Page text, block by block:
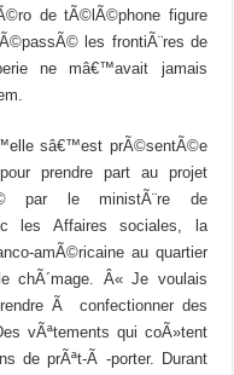
de tÃ©lÃ©phone figure
les frontiÃ¨res de
ne mâ€™avait jamais
sâ€™est prÃ©sentÃ©e
prendre part au projet
par le ministÃ¨re de
les Affaires sociales, la
amÃ©ricaine au quartier
chÃ´mage. Â« Je voulais
Ã confectionner des
vÃªtements qui coÃ»tent
de prÃªt-Ã -porter. Durant